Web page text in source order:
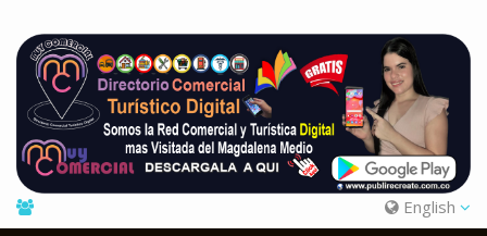
English